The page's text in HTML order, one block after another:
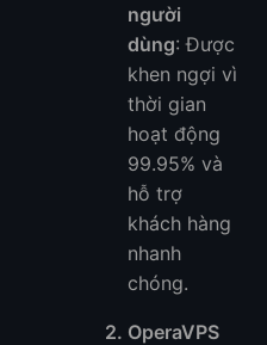
người
dùng: Được
khen ngợi vì
thời gian
hoạt động
99.95% và
hỗ trợ
khách hàng
nhanh
chóng.
2. OperaVPS